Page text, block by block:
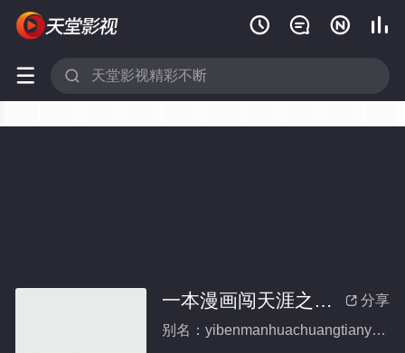
   
 
 分享
一本漫画闯天涯之妙想天开
别名：yibenmanhuachuangtianyazhimiaoxiangtiankai